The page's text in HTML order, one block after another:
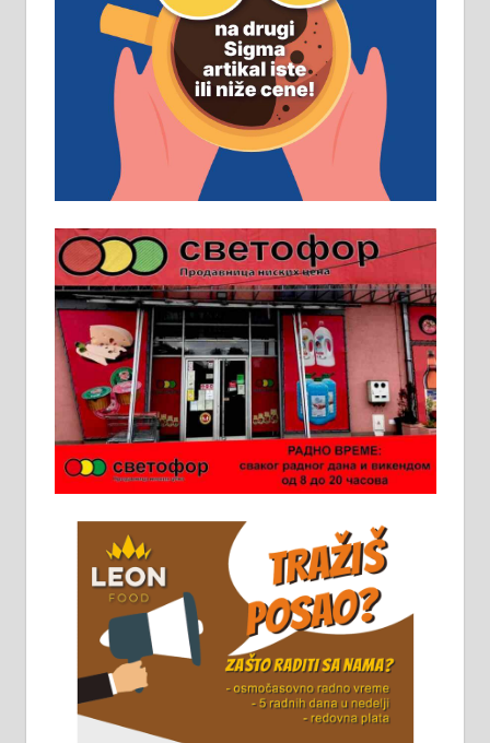
Рудник и флотација Рудник
д.о.о. Рудник запошљава 20
помоћника рудара. Услови:
Основна школа, пожељно радно
искуство на истим и сличним
пословима, али не и неопходан
услов. Обезбеђен смештај,
превоз, исхрана. 032/57-41-122 –
локал 22
Пружам услуге завршних радова
у грађевини, хидроизолације и
молерских радова. 061/25-28-058
Ало таксију потребан возач са Б
категоријом. 064/02-85-511
Потребна два радника за рад на
стоваришту „Липа промет” у
Алексинцу. За више
стовариште у улици Максима
Горког 26 сваког радног дана од
8 до 15 часова. 063/465-045
Чистим све врсте димњака.
061/32-13-445